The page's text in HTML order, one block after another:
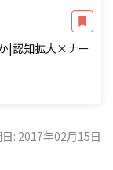
|認知拡大×ナー
: 2017年02月15日